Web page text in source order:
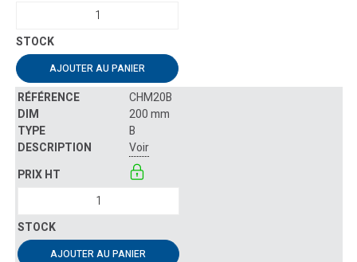
AJOUTER AU PANIER
CHM20B
200 mm
B
Voir
AJOUTER AU PANIER